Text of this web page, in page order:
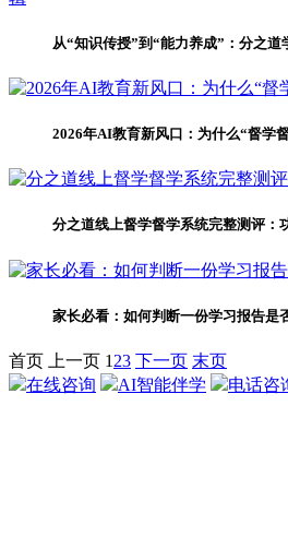
从“知识传授”到“能力养成”：分之
2026年AI教育新风口：为什么“督学
分之道线上督学督学系统完整测评：
家长必看：如何判断一份学习报告是
首页 上一页 1 23 下一页 末页
在线咨询
AI智能伴学 电话咨